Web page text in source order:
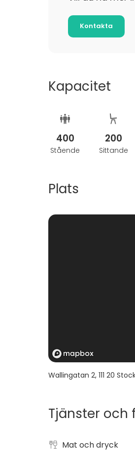
Adolf avsatts vid
vid den tiden.
Kontakta
Kapacitet
400
Stående
200
Sittande
Plats
Wallingatan 2, 111 20
Tjänster och
Mat och dryck